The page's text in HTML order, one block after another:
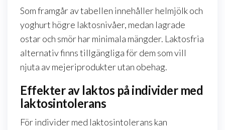
Som framgår av tabellen innehåller helmjölk och
yoghurt högre laktosnivåer, medan lagrade
ostar och smör har minimala mängder. Laktosfria
alternativ finns tillgängliga för dem som vill
njuta av mejeriprodukter utan obehag.
Effekter av laktos på individer med
laktosintolerans
För individer med laktosintolerans kan